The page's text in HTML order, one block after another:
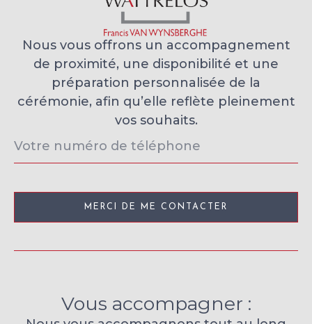
Nous vous offrons un accompagnement
de proximité, une disponibilité et une
préparation personnalisée de la
cérémonie, afin qu’elle reflète pleinement
vos souhaits.
MERCI DE ME CONTACTER
Vous accompagner :